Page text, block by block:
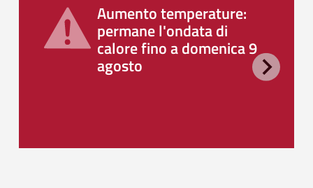
Aumento temperature:
permane l'ondata di
calore fino a domenica 9
agosto